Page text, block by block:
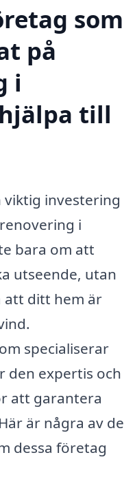
som
på
i
till
investering
i
bara om att
utseende, utan
att ditt hem är
specialiserar
den expertis och
att garantera
är några av de
dessa företag